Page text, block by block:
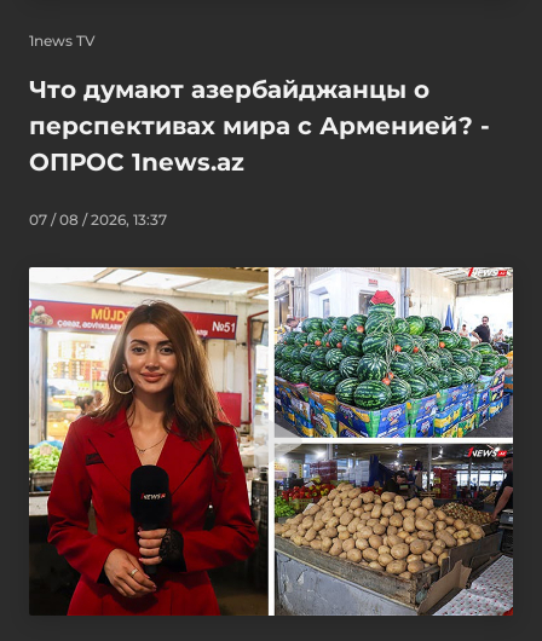
1news TV
Что думают азербайджанцы о
перспективах мира с Арменией? -
ОПРОС 1news.az
07 / 08 / 2026, 13:37